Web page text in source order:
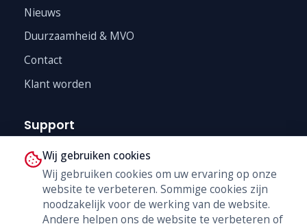
Nieuws
Duurzaamheid & MVO
Contact
Klant worden
Support
Technische Dienst
Trainingen
B2B Shop
Wij gebruiken cookies
Wij gebruiken cookies om uw ervaring op onze
website te verbeteren. Sommige cookies zijn
noodzakelijk voor de werking van de website.
Andere helpen ons de website te verbeteren of